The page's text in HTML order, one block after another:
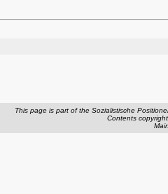
This page is part of the Sozialistische
Contents